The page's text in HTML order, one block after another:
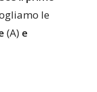
le
(A) e